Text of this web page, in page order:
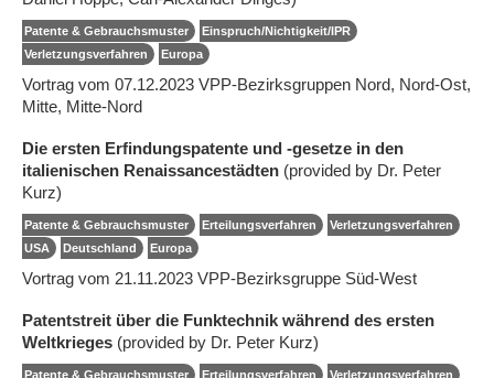
Patente & Gebrauchsmuster
Einspruch/Nichtigkeit/IPR
Verletzungsverfahren
Europa
Vortrag vom 07.12.2023 VPP-Bezirksgruppen Nord, Nord-Ost,
Mitte, Mitte-Nord
Die ersten Erfindungspatente und -gesetze in den
italienischen Renaissancestädten (provided by Dr. Peter
Kurz)
Patente & Gebrauchsmuster Erteilungsverfahren
Verletzungsverfahren
USA
Deutschland Europa
Vortrag vom 21.11.2023 VPP-Bezirksgruppe Süd-West
Patentstreit über die Funktechnik während des ersten
Weltkrieges (provided by Dr. Peter Kurz)
Patente & Gebrauchsmuster Erteilungsverfahren
Verletzungsverfahren